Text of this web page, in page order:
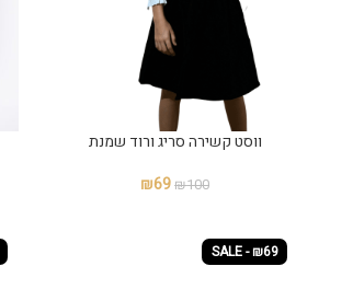
ווסט קשירה סריג ורוד שמנת
₪100
₪69
SALE - ₪69